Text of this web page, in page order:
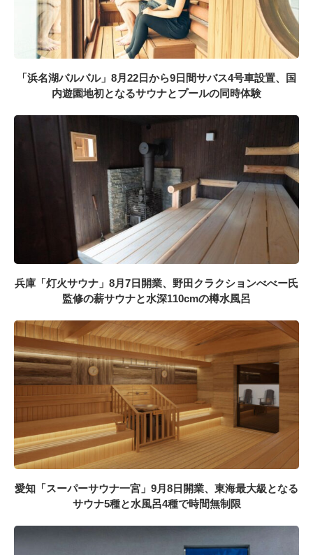
「浜名湖パルパル」8月22日から9日間サバス4号車設置、国
内遊園地初となるサウナとプールの同時体験
兵庫「灯火サウナ」8月7日開業、野田クラクションべべー氏
監修の薪サウナと水深110cmの樽水風呂
愛知「スーパーサウナ一宮」9月8日開業、東海最大級となる
サウナ5種と水風呂4種で時間無制限